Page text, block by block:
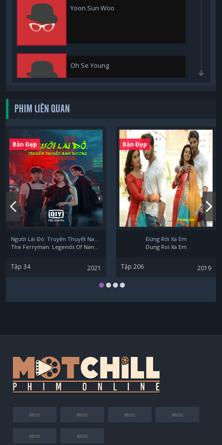
Yoon Sun Woo
Oh Se Young
Park Young-Woon
Yoon Hae-young
PHIM LIÊN QUAN
Bản Đẹp
Tập 34 2021
Bản Đẹp
Đừng Rời Xa Em
Dung Roi Xa Em
Tập 206 2019